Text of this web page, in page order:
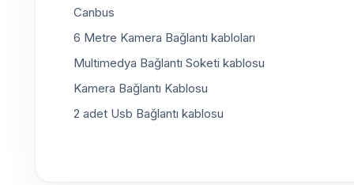
Canbus
6 Metre Kamera Bağlantı kabloları
Multimedya Bağlantı Soketi kablosu
Kamera Bağlantı Kablosu
2 adet Usb Bağlantı kablosu